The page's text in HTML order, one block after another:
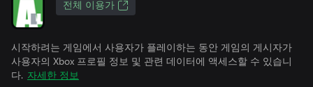
전체 이용가
시작하려는 게임에서 사용자가 플레이하는 동안 게임의 게시자가
사용자의 Xbox 프로필 정보 및 관련 데이터에 액세스할 수 있습니
다. 자세한 정보